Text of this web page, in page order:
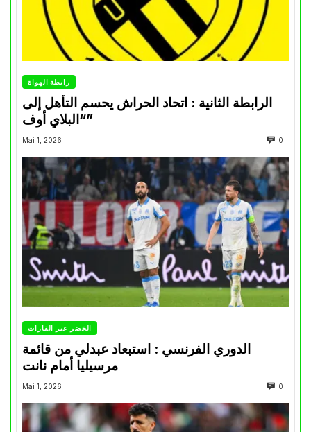
رابطة الهواة
الرابطة الثانية : اتحاد الحراش يحسم التأهل إلى
“البلاي أوف”
Mai 1, 2026 0
الخضر عبر القارات
الدوري الفرنسي : استبعاد عبدلي من قائمة
مرسيليا أمام نانت
Mai 1, 2026 0